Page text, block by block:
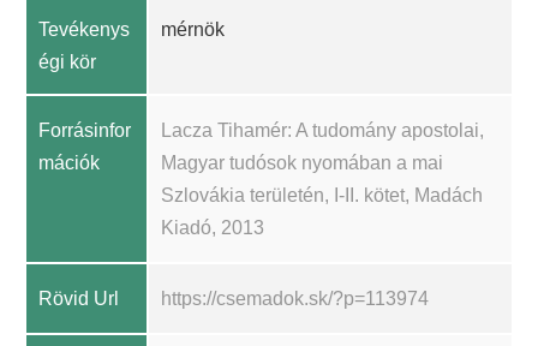
Tevékenys
égi kör
mérnök
Forrásinfor
mációk
Lacza Tihamér: A tudomány apostolai,
Magyar tudósok nyomában a mai
Szlovákia területén, I-II. kötet, Madách
Kiadó, 2013
Rövid Url https://csemadok.sk/?p=113974